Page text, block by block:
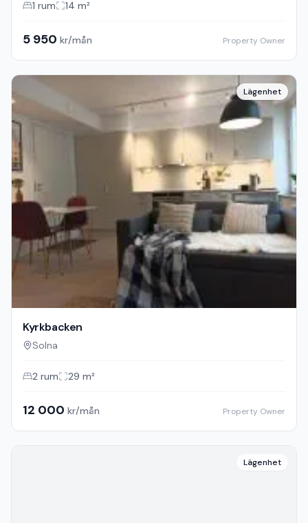
1 rum 14 m²
5 950 kr/mån Property Owner
Lägenhet
Kyrkbacken
Solna
2 rum 29 m²
12 000 kr/mån Property Owner
Lägenhet